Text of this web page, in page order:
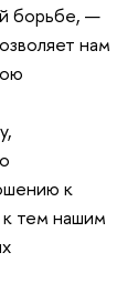
борьбе, —
нам
к
тем нашим